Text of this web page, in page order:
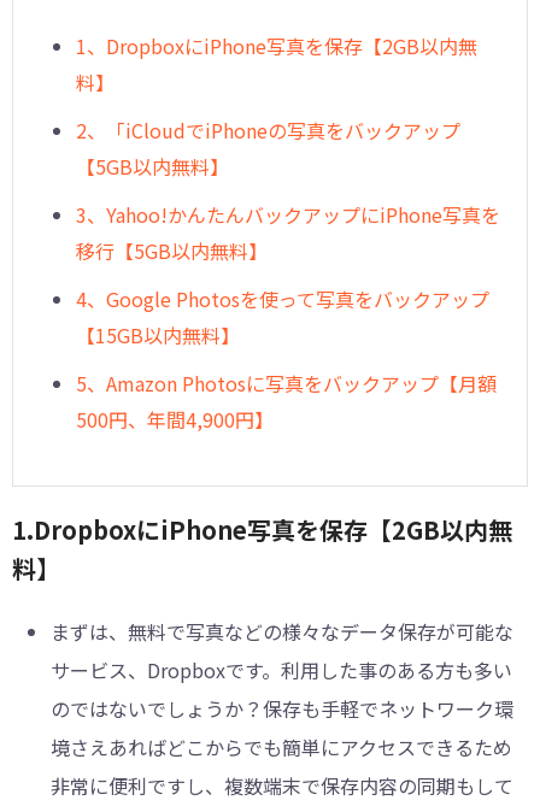
1、DropboxにiPhone写真を保存【2GB以内無
料】
2、「iCloudでiPhoneの写真をバックアップ
【5GB以内無料】
3、Yahoo!かんたんバックアップにiPhone写真を
移行【5GB以内無料】
4、Google Photosを使って写真をバックアップ
【15GB以内無料】
5、Amazon Photosに写真をバックアップ【月額
500円、年間4,900円】
1.DropboxにiPhone写真を保存【2GB以内無
料】
まずは、無料で写真などの様々なデータ保存が可能な
サービス、Dropboxです。利用した事のある方も多い
のではないでしょうか？保存も手軽でネットワーク環
境さえあればどこからでも簡単にアクセスできるため
非常に便利ですし、複数端末で保存内容の同期もして